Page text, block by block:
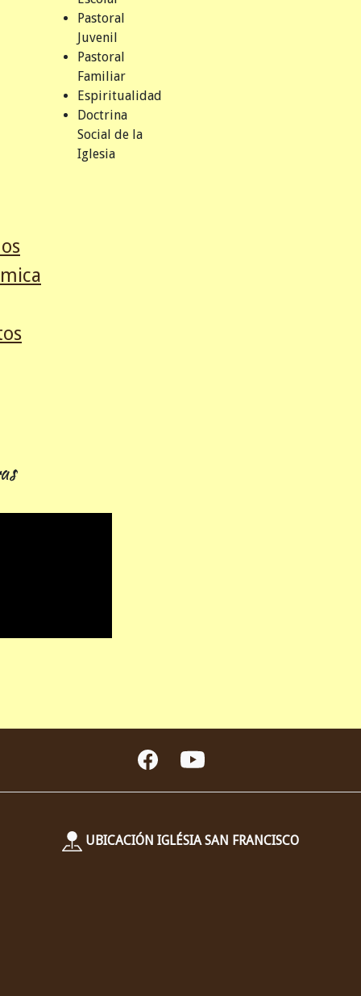
Pastoral
Juvenil
Pastoral
Familiar
Espiritualidad
Doctrina
Social de la
Iglesia
UBICACIÓN IGLÉSIA SAN FRANCISCO